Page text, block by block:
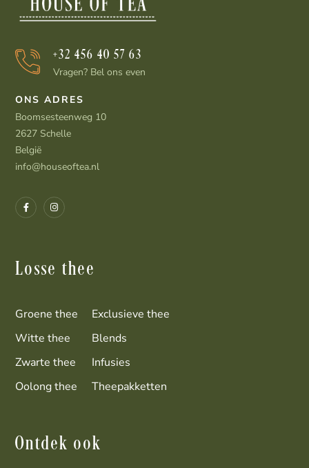
+32 456 40 57 63
Vragen? Bel ons even
ONS ADRES
Boomsesteenweg 10
2627 Schelle
België
info@houseoftea.nl
Losse thee
Groene thee
Witte thee
Zwarte thee
Oolong thee
Exclusieve thee
Blends
Infusies
Theepakketten
Ontdek ook